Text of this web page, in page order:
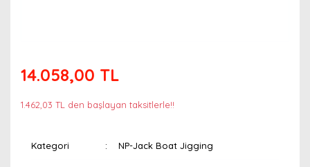
14.058,00 TL
1.462,03 TL den başlayan taksitlerle!!
Kategori NP-Jack Boat Jigging